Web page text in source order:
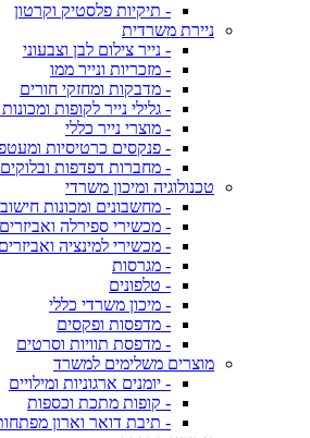
- תיקיות פלסטיק וקרטון
ניירת משרדית
- נייר צילום לבן וצבעוני
- מזכריות ונייר ממו
- מדבקות ומחזקי חורים
- גלילי נייר לקופות
- מוצרי נייר כללי
- פנקסים כרטיסיות
- מחברות דפדפות
טכנולוגיה ומיכון משרדי
- מחשבונים ומכונות חישוב
- מכשירי ספירלה ואביזרים
- מכשירי למינציה ואביזרים
- מגרסות
- טלפונים
- מיכון משרדי כללי
- מדפסות ופקסים
- מדפסת תוויות וסרטים
מוצרים משלימים למשרד
- יומנים ארגוניות ומילויים
- קופות מתכת וכספות
- תיבת דואר וארון